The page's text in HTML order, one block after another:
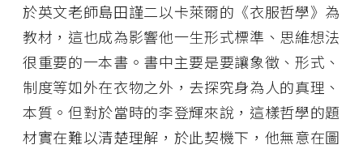
於英文老師島田謹二以卡萊爾的《衣服哲學》為
教材，這也成為影響他一生形式標準、思維想法
很重要的一本書。書中主要是要讓象徵、形式、
制度等如外在衣物之外，去探究身為人的真理、
本質。但對於當時的李登輝來說，這樣哲學的題
材實在難以清楚理解，於此契機下，他無意在圖